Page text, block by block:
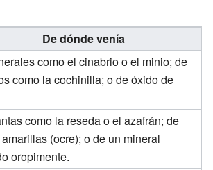
De dónde venía
como el cinabrio o el minio; de
como la cochinilla; o de óxido de
como la reseda o el azafrán; de
(ocre); o de un mineral
oropimente.